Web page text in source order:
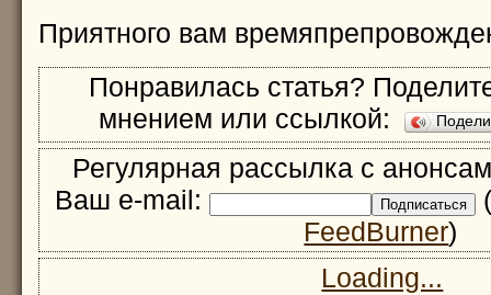
Приятного вам
Понравилась статья?
мнением или ссылкой:
Регулярная рассылка с
Ваш e-mail:
FeedBurner)
Loading...